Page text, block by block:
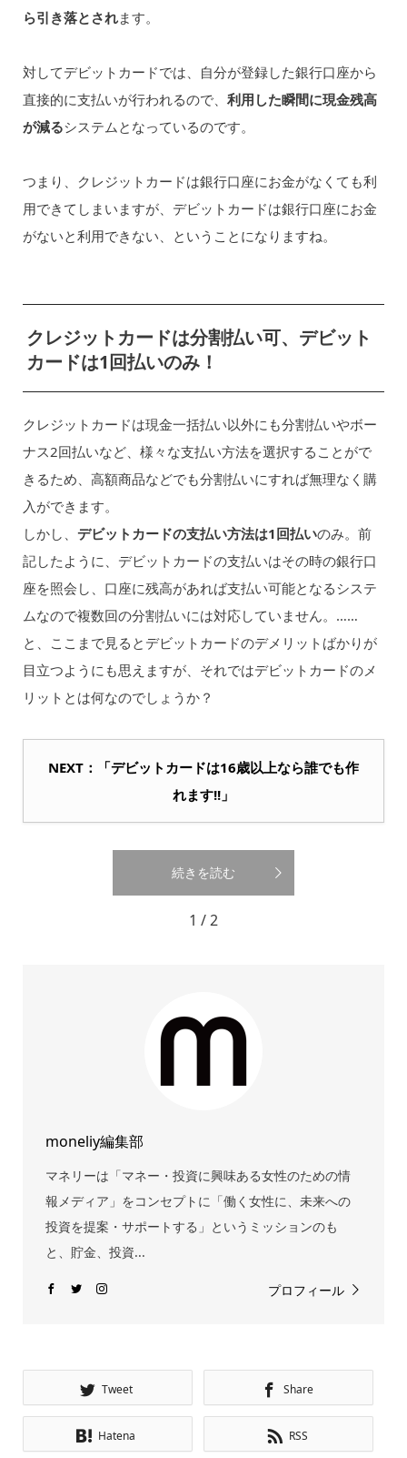
ら引き落とされます。
対してデビットカードでは、自分が登録した銀行口座から
直接的に支払いが行われるので、 利用した瞬間に現金残高
が減るシステムとなっているのです。
つまり、クレジットカードは銀行口座にお金がなくても利
用できてしまいますが、デビットカードは銀行口座にお金
がないと利用できない、ということになりますね。
クレジットカードは分割払い可、デビット
カードは1回払いのみ！
クレジットカードは現金一括払い以外にも分割払いやボー
ナス2回払いなど、様々な支払い方法を選択することがで
きるため、高額商品などでも分割払いにすれば無理なく購
入ができます。
しかし、 デビットカードの支払い方法は1回払いのみ。前
記したように、デビットカードの支払いはその時の銀行口
座を照会し、口座に残高があれば支払い可能となるシステ
ムなので複数回の分割払いには対応していません。……
と、ここまで見るとデビットカードのデメリットばかりが
目立つようにも思えますが、それではデビットカードのメ
リットとは何なのでしょうか？
NEXT：「デビットカードは16歳以上なら誰でも作
れます!!」
続きを読む
1 / 2
moneliy編集部
マネリーは「マネー・投資に興味ある女性のための情
報メディア」をコンセプトに「働く女性に、未来への
投資を提案・サポートする」というミッションのも
と、貯金、投資...
プロフィール
Tweet Share
Hatena RSS